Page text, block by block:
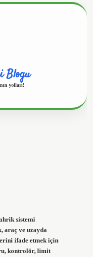
Blogu
yolları!
sistemi
araç ve uzayda
ifade etmek için
kontrolör, limit